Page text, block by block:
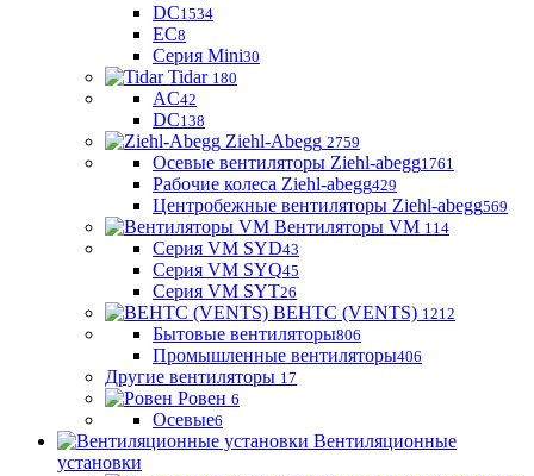
DC1534
EC8
Серия Mini30
Tidar 180
AC42
DC138
Ziehl-Abegg 2759
Осевые вентиляторы Ziehl-abegg1761
Рабочие колеса Ziehl-abegg429
Центробежные вентиляторы Ziehl-abegg569
Вентиляторы VM 114
Серия VM SYD43
Серия VM SYQ45
Серия VM SYT26
ВЕНТС (VENTS) 1212
Бытовые вентиляторы806
Промышленные вентиляторы406
Другие вентиляторы 17
Ровен 6
Осевые6
Вентиляционные
установки